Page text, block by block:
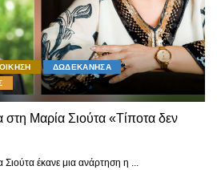
ΔΩΔΕΚΑΝΗΣΑ
στη Μαρία Σιούτα «Τίποτα δεν
έκανε μια ανάρτηση η ...